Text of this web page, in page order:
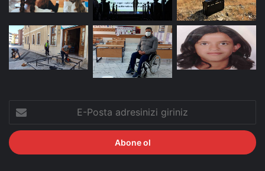
Posta
adresinizi
giriniz